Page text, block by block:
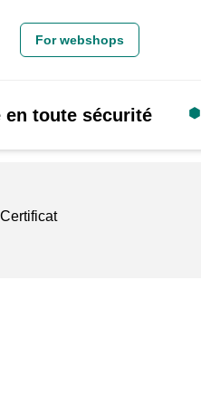
For webshops
en toute sécurité
Certificat